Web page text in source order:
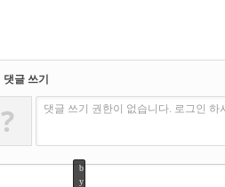
댓글 쓰기
? 댓글 쓰기 권한이 없습니다. 로그인 하
b
y